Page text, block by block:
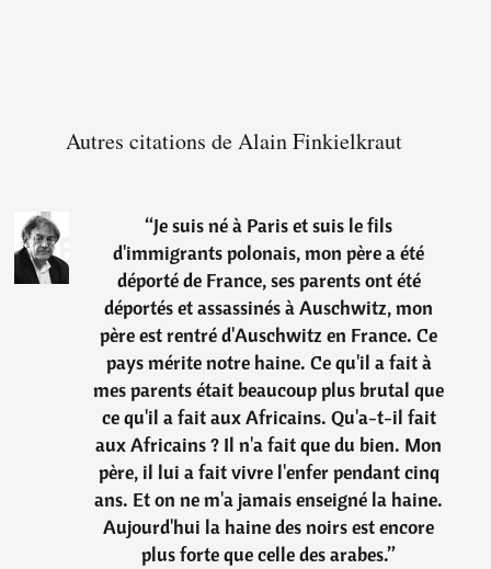
Autres citations de Alain Finkielkraut
“Je suis né à Paris et suis le fils
d'immigrants polonais, mon père a été
déporté de France, ses parents ont été
déportés et assassinés à Auschwitz, mon
père est rentré d'Auschwitz en France. Ce
pays mérite notre haine. Ce qu'il a fait à
mes parents était beaucoup plus brutal que
ce qu'il a fait aux Africains. Qu'a-t-il fait
aux Africains ? Il n'a fait que du bien. Mon
père, il lui a fait vivre l'enfer pendant cinq
ans. Et on ne m'a jamais enseigné la haine.
Aujourd'hui la haine des noirs est encore
plus forte que celle des arabes.”